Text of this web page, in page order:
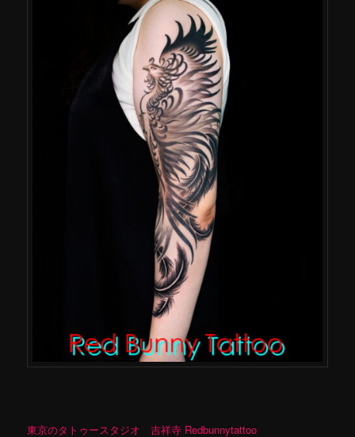
東京のタトゥースタジオ 吉祥寺 Redbunnytattoo